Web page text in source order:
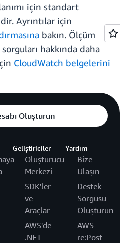
için standart
Ayrıntılar için
bakın. Ölçüm
hakkında daha
CloudWatch belgelerini
Oluşturun
Geliştiriciler
Oluşturucu
Merkezi
SDK'ler
ve
Araçlar
AWS'de
.NET
Yardım
Bize
Ulaşın
Destek
Sorgusu
Oluşturun
AWS
re:Post